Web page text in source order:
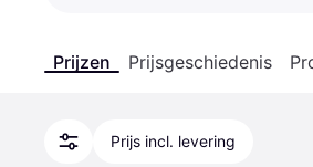
Prijzen Prijsgeschiedenis
Prijs incl. levering